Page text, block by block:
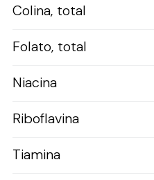
Colina, total
Folato, total
Niacina
Riboflavina
Tiamina